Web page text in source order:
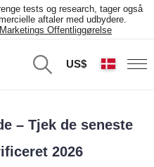
tests og research, tager også
aftaler med udbydere.
Marketings Offentliggørelse
US$
– Tjek de seneste
2026